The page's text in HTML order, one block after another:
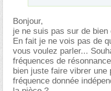
Bonjour,
je ne suis pas sur de
En fait je ne vois pas de
vous voulez parler...
fréquences de
bien juste faire vibrer une
fréquence donnée